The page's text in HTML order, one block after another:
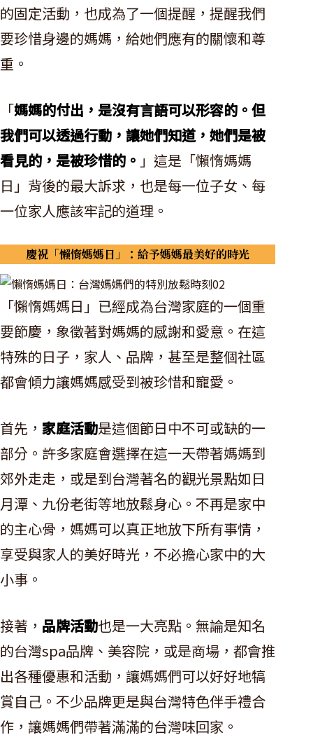
的固定活動，也成為了一個提醒，提醒我們
要珍惜身邊的媽媽，給她們應有的關懷和尊
重。
「媽媽的付出，是沒有言語可以形容的。但
我們可以透過行動，讓她們知道，她們是被
看見的，是被珍惜的。 」這是「懶惰媽媽
日」背後的最大訴求，也是每一位子女、每
一位家人應該牢記的道理。
慶祝「懶惰媽媽日」：給予媽媽最美好的時光
「懶惰媽媽日」已經成為台灣家庭的一個重
要節慶，象徵著對媽媽的感謝和愛意。在這
特殊的日子，家人、品牌，甚至是整個社區
都會傾力讓媽媽感受到被珍惜和寵愛。
首先， 家庭活動是這個節日中不可或缺的一
部分。許多家庭會選擇在這一天帶著媽媽到
郊外走走，或是到台灣著名的觀光景點如日
月潭、九份老街等地放鬆身心。不再是家中
的主心骨，媽媽可以真正地放下所有事情，
享受與家人的美好時光，不必擔心家中的大
小事。
接著， 品牌活動也是一大亮點。無論是知名
的台灣spa品牌、美容院，或是商場，都會推
出各種優惠和活動，讓媽媽們可以好好地犒
賞自己。不少品牌更是與台灣特色伴手禮合
作，讓媽媽們帶著滿滿的台灣味回家。